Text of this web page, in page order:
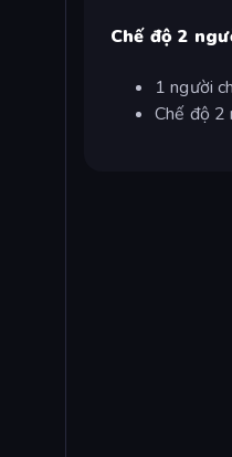
Chế độ 2
1 người
Chế độ 2